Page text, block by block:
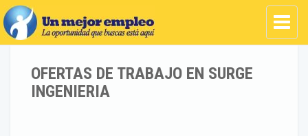
OFERTAS DE TRABAJO EN SURGE
INGENIERIA